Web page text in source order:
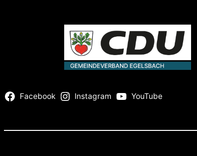
Facebook Instagram YouTube